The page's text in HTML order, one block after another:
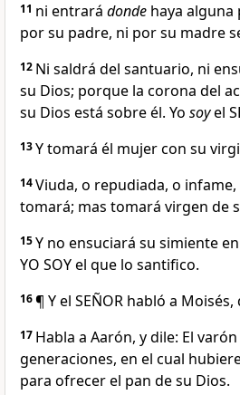
11 ni entrará donde haya
por su padre, ni por su madre
12 Ni saldrá del santuario, ni
su Dios; porque la corona del
su Dios está sobre él. Yo soyel
13Y tomará él mujer con su
14Viuda, o repudiada, o
tomará; mas tomará virgen de
15Y no ensuciará su simiente
YO SOY el que lo santifico.
16¶ Y el SEÑOR habló a
17 Habla a Aarón, y dile: El
generaciones, en el cual
para ofrecer el pan de su Dios.